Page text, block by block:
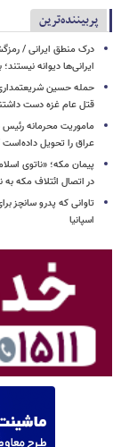
پربیننده‌ترین
درک منطق ایرانی /
ایرانی‌ها دیوانه
حمله حسین
قتل عام غزه دست
ماموریت محرمانه
عراق را تحویل
پیمان مکه؛ «ناتوی
در اتصال ائتلاف مکه به
تاوانی که پدرو سانچز
اسپانیا